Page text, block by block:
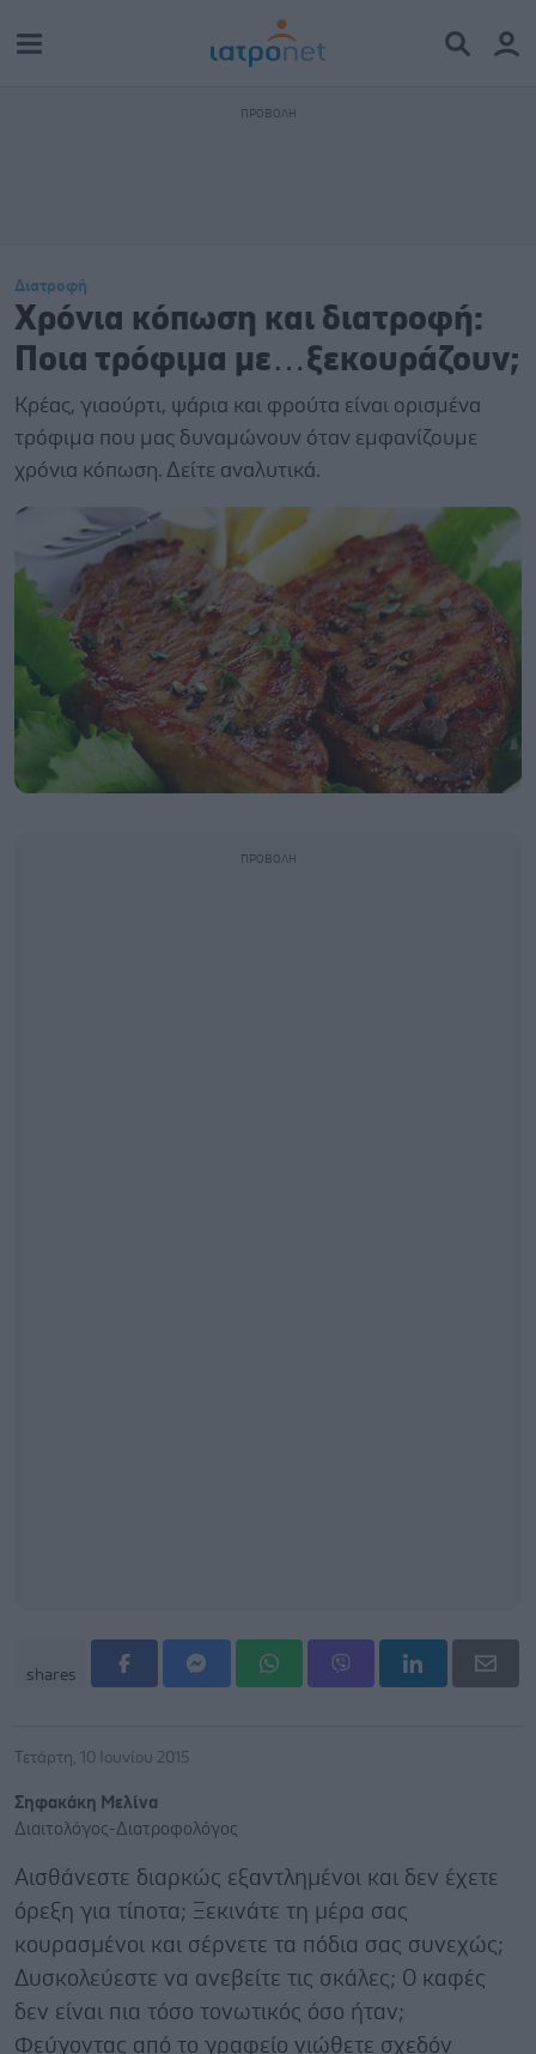
Διατροφή
Χρόνια κόπωση και διατροφή:
Ποια τρόφιμα με…ξεκουράζουν;
Κρέας, γιαούρτι, ψάρια και φρούτα είναι ορισμένα
τρόφιμα που μας δυναμώνουν όταν εμφανίζουμε
χρόνια κόπωση. Δείτε αναλυτικά.
shares
Τετάρτη, 10 Ιουνίου 2015
Σηφακάκη Μελίνα
Διαιτολόγος-Διατροφολόγος
Αισθάνεστε διαρκώς εξαντλημένοι και δεν έχετε
όρεξη για τίποτα; Ξεκινάτε τη μέρα σας
κουρασμένοι και σέρνετε τα πόδια σας συνεχώς;
Δυσκολεύεστε να ανεβείτε τις σκάλες; Ο καφές
δεν είναι πια τόσο τονωτικός όσο ήταν;
Φεύγοντας από το γραφείο νιώθετε σχεδόν